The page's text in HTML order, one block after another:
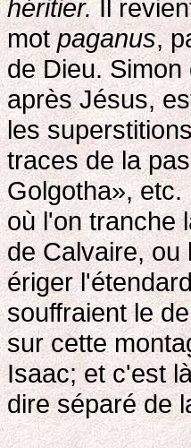
héritier.Il
motpaganus,
de Dieu.
après Jésus,
les
traces de la
Golgotha»,
où l'on tranche
de Calvaire, ou
ériger
souffraient le
sur cette
Isaac; et c'est
dire séparé de